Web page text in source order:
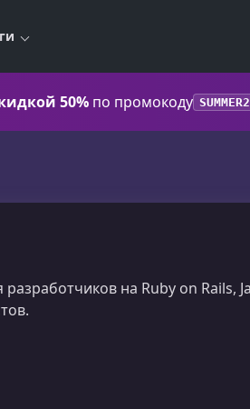
50% по промокоду
на Ruby on Rails,